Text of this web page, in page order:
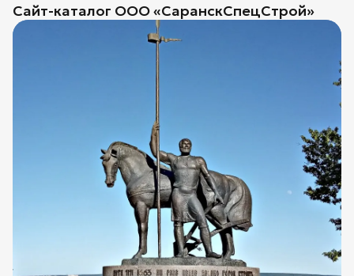
Сайт-каталог ООО «СаранскСпецСтрой»